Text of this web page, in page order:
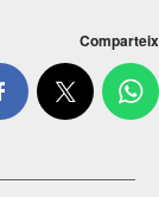
Comparteix